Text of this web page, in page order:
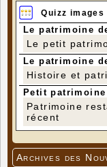
Quizz images
Le patrimoine
Le petit
Le patrimoine
Histoire et
Petit
Patrimoine
récent
Archives des